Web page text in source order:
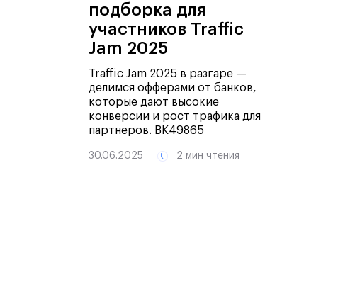
подборка для
участников Traffic
Jam 2025
Traffic Jam 2025 в разгаре —
делимся офферами от банков,
которые дают высокие
конверсии и рост трафика для
партнеров. ВК49865
30.06.2025 2 мин чтения